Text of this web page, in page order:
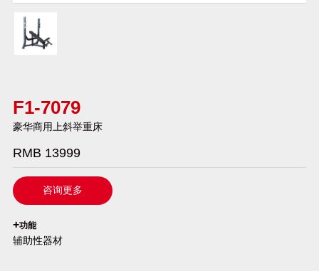
F1-7079
豪华商用上斜举重床
RMB 13999
咨询更多
`
+功能
辅助性器材